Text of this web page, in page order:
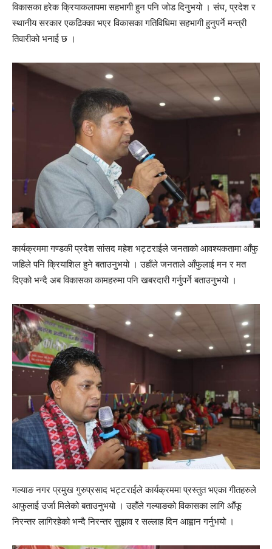
विकासका हरेक क्रियाकलापमा सहभागी हुन पनि जोड दिनुभयो । संघ, प्रदेश र
स्थानीय सरकार एकढिक्का भएर विकासका गतिविधिमा सहभागी हुनुपर्ने मन्त्री
तिवारीको भनाई छ ।
कार्यक्रममा गण्डकी प्रदेश सांसद महेश भट्टराईले जनताको आवश्यकतामा आँफु
जहिले पनि क्रियाशिल हुने बताउनुभयो । उहाँले जनताले आँफुलाई मन र मत
दिएको भन्दै अब विकासका कामहरुमा पनि खबरदारी गर्नुपर्ने बताउनुभयो ।
गल्याङ नगर प्रमुख गुरुप्रसाद भट्टराईले कार्यक्रममा प्रस्तुत भएका गीतहरुले
आफुलाई उर्जा मिलेको बताउनुभयो । उहाँले गल्याङको विकासका लागि आँफू
निरन्तर लागिरहेको भन्दै निरन्तर सुझाव र सल्लाह दिन आह्वान गर्नुभयो ।